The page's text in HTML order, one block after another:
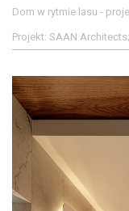
Dom w rytmie lasu -
Projekt: SAAN